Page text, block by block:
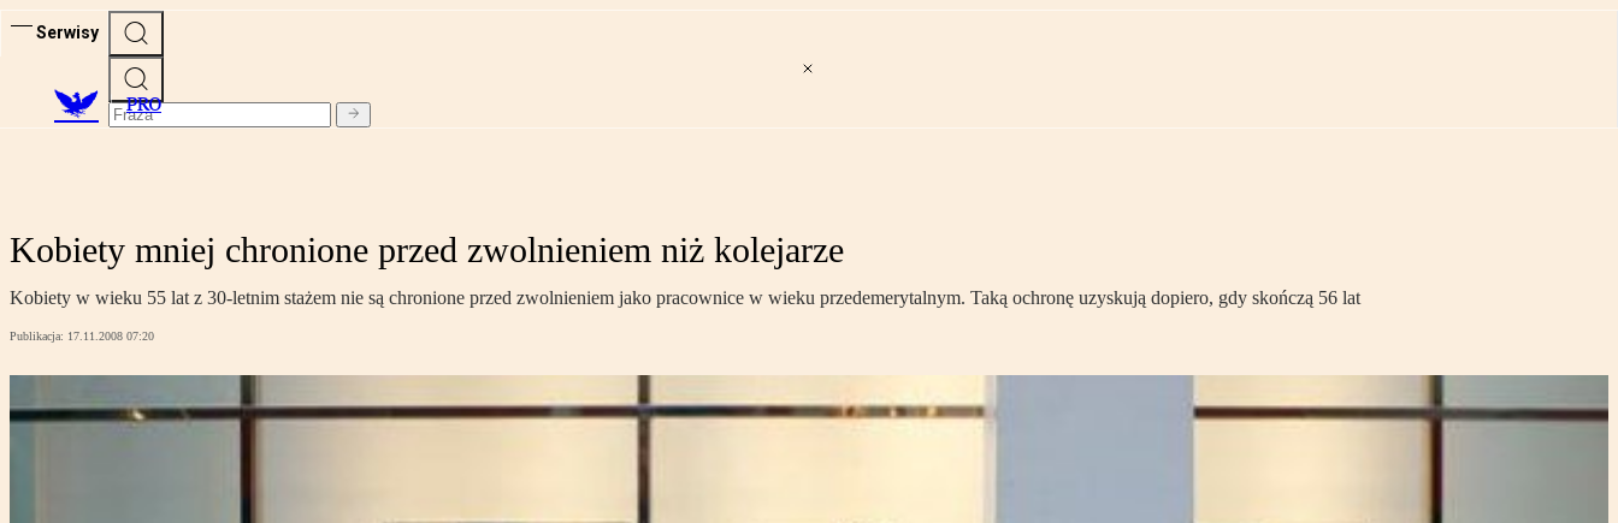
Serwisy
PRO
Kobiety mniej chronione przed zwolnieniem niż kolejarze
Kobiety w wieku 55 lat z 30-letnim stażem nie są chronione przed zwolnieniem jako pracownice w wieku przedemerytalnym. Taką ochronę uzyskują dopiero, gdy skończą 56 lat
Publikacja: 17.11.2008 07:20